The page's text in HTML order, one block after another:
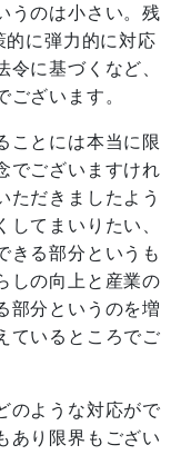
うのは小さい。残
に弾力的に対応
に基づくなど、
ざいます。
ことには本当に限
でございますけれ
ただきましたよう
てまいりたい、
きる部分というも
しの向上と産業の
部分というのを増
ているところでご
のような対応がで
あり限界もござい